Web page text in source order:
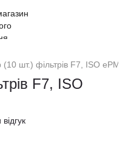
(10 шт.) фільтрів F7, ISO
F7, ISO